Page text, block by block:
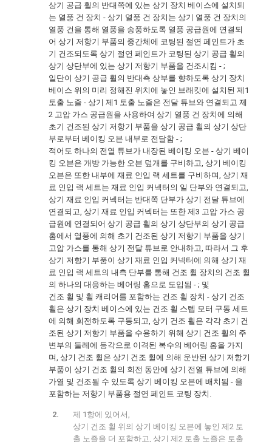
상기 공급 휠의 반대쪽에 있는 상기 장치 베이스에 설치되
는 열풍 건 장치 - 상기 열풍 건 장치는 상기 열풍 건 장치의
열풍 건을 통해 열풍을 송풍하도록 열풍 공급원에 연결되
어 상기 저항기 부품의 중간체에 코팅된 절연 페인트가 초
기 건조되도록 상기 절연 페인트가 코팅된 상기 공급 휠의
상기 상단부에 있는 상기 저항기 부품을 건조시킴 - ;
일단이 상기 공급 휠의 반대측 상부를 향하도록 상기 장치
베이스 위의 미리 정해진 위치에 놓인 브래킷에 설치된 제1
토출 노즐 - 상기 제1 토출 노즐은 전달 튜브와 연결되고 제
2 고압 가스 공급원을 사용하여 상기 열풍 건 장치에 의해
초기 건조된 상기 저항기 부품을 상기 공급 휠의 상기 상단
부로부터 베이킹 오븐 내부로 전달함 - ;
적어도 하나의 전열 튜브가 내장된 베이킹 오븐 - 상기 베이
킹 오븐은 개방 가능한 오븐 덮개를 구비하고, 상기 베이킹
오븐은 또한 내부에 재료 인입 랙 세트를 구비하며, 상기 재
료 인입 랙 세트는 재료 인입 커넥터의 일 단부와 연결되고,
상기 재료 인입 커넥터는 반대쪽 단부가 상기 전달 튜브에
연결되고, 상기 재료 인입 커넥터는 또한 제3 고압 가스 공
급원에 연결되어 상기 공급 휠의 상기 상단부의 상기 공급
홈에서 열풍에 의해 초기 건조된 상기 저항기 부품을 상기
고압 가스를 통해 상기 전달 튜브로 안내하고, 따라서 그 후
상기 저항기 부품이 상기 재료 인입 커넥터에 의해 상기 재
료 인입 랙 세트의 내측 단부를 통해 건조 휠 장치의 건조 휠
의 하나의 대응하는 베어링 홈으로 도입됨 - ; 및
건조 휠 및 휠 캐리어를 포함하는 건조 휠 장치 - 상기 건조
휠은 상기 장치 베이스에 있는 건조 휠 스텝 모터 구동 세트
에 의해 회전하도록 구동되고, 상기 건조 휠은 각각 초기 건
조된 상기 저항기 부품을 수용하기 위해 상기 건조 휠의 주
변부의 둘레에 등각으로 이격된 복수의 베어링 홈을 가지
며, 상기 건조 휠은 상기 건조 휠에 의해 운반된 상기 저항기
부품이 상기 건조 휠의 회전 동안에 상기 전열 튜브에 의해
가열 및 건조될 수 있도록 상기 베이킹 오븐에 배치됨 - 을
포함하는 저항기 부품용 절연 페인트 코팅 장치.
제 1항에 있어서,
상기 건조 휠 위의 상기 베이킹 오븐에 놓인 제2 토
출 노즐을 더 포함하고, 상기 제2 토출 노즐은 토출